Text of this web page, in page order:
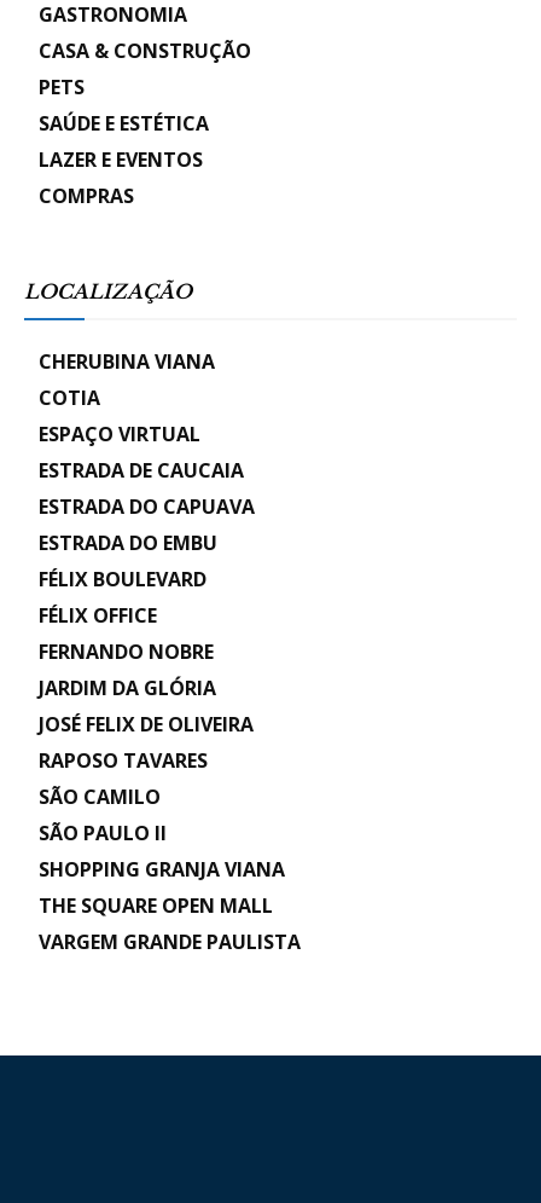
GASTRONOMIA
CASA & CONSTRUÇÃO
PETS
SAÚDE E ESTÉTICA
LAZER E EVENTOS
COMPRAS
LOCALIZAÇÃO
CHERUBINA VIANA
COTIA
ESPAÇO VIRTUAL
ESTRADA DE CAUCAIA
ESTRADA DO CAPUAVA
ESTRADA DO EMBU
FÉLIX BOULEVARD
FÉLIX OFFICE
FERNANDO NOBRE
JARDIM DA GLÓRIA
JOSÉ FELIX DE OLIVEIRA
RAPOSO TAVARES
SÃO CAMILO
SÃO PAULO II
SHOPPING GRANJA VIANA
THE SQUARE OPEN MALL
VARGEM GRANDE PAULISTA